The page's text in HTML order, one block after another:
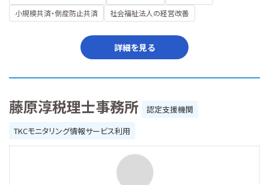
小規模共済・倒産防止共済
社会福祉法人の経営改善
詳細を見る
藤原淳税理士事務所
認定支援機関
TKCモニタリング情報サービス利用